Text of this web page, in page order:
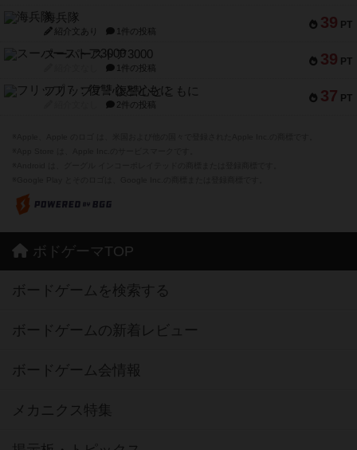
39 PT
海兵隊
紹介文あり 1件の投稿
39 PT
スーパーストア3000
1件の投稿
37 PT
フリップ７：復讐心とともに
2件の投稿
ボドゲーマTOP
ボードゲームを検索する
ボードゲームの新着レビュー
ボードゲーム会情報
メカニクス特集